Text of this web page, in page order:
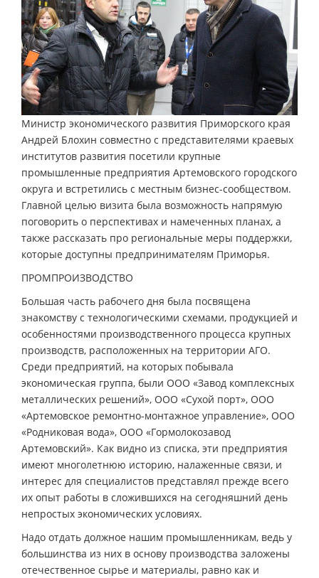
Министр экономического развития Приморского края
Андрей Блохин совместно с представителями краевых
институтов развития посетили крупные
промышленные предприятия Артемовского городского
округа и встретились с местным бизнес-сообществом.
Главной целью визита была возможность напрямую
поговорить о перспективах и намеченных планах, а
также рассказать про региональные меры поддержки,
которые доступны предпринимателям Приморья.
ПРОМПРОИЗВОДСТВО
Большая часть рабочего дня была посвящена
знакомству с технологическими схемами, продукцией и
особенностями производственного процесса крупных
производств, расположенных на территории АГО.
Среди предприятий, на которых побывала
экономическая группа, были ООО «Завод комплексных
металлических решений», ООО «Сухой порт», ООО
«Артемовское ремонтно-монтажное управление», ООО
«Родниковая вода», ООО «Гормолокозавод
Артемовский». Как видно из списка, эти предприятия
имеют многолетнюю историю, налаженные связи, и
интерес для специалистов представлял прежде всего
их опыт работы в сложившихся на сегодняшний день
непростых экономических условиях.
Надо отдать должное нашим промышленникам, ведь у
большинства из них в основу производства заложены
отечественное сырье и материалы, равно как и